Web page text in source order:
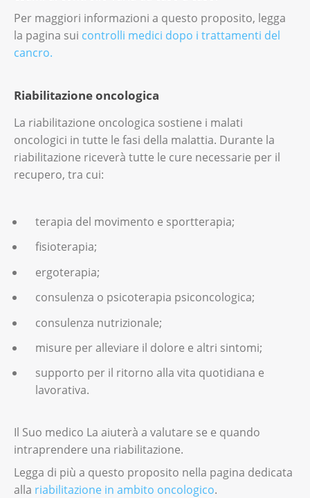
Per maggiori informazioni, legga gli opuscoli
«La radioterapia», «Medicinali contro il
cancro
Per maggiori informazioni a questo proposito, legga
la pagina sui controlli medici dopo i trattamenti del
cancro.
Riabilitazione oncologica
La riabilitazione oncologica sostiene i malati
oncologici in tutte le fasi della malattia. Durante la
riabilitazione riceverà tutte le cure necessarie per il
recupero, tra cui:
terapia del movimento e sportterapia;
fisioterapia;
ergoterapia;
consulenza o psicoterapia psiconcologica;
consulenza nutrizionale;
misure per alleviare il dolore e altri sintomi;
supporto per il ritorno alla vita quotidiana e
lavorativa.
Il Suo medico La aiuterà a valutare se e quando
intraprendere una riabilitazione.
Legga di più a questo proposito nella pagina dedicata
alla riabilitazione in ambito oncologico.